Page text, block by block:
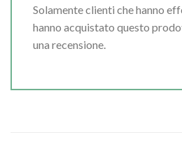
Solamente clienti che hanno
hanno acquistato questo
una recensione.